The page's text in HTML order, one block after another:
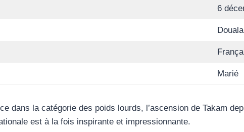
6
Marié
dans la catégorie des poids lourds, l’ascension de Takam
est à la fois inspirante et impressionnante.